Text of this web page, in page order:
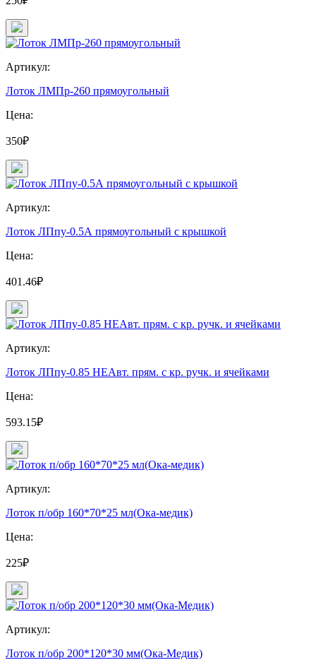
Артикул:
Лоток ЛМПр-260 прямоугольный
Цена:
350₽
Артикул:
Лоток ЛПпу-0.5А прямоугольный с крышкой
Цена:
401.46₽
Артикул:
Лоток ЛПпу-0.85 НЕАвт. прям. с кр. ручк. и ячейками
Цена:
593.15₽
Артикул:
Лоток п/обр 160*70*25 мл(Ока-медик)
Цена:
225₽
Артикул:
Лоток п/обр 200*120*30 мм(Ока-Медик)